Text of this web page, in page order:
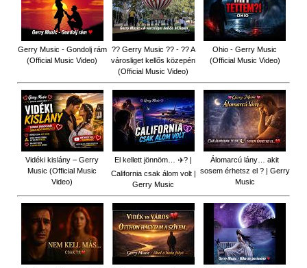
Gerry Music - Gondolj rám
(Official Music Video)
?? Gerry Music ?? - ?? A
városliget kellős közepén
(Official Music Video)
Ohio - Gerry Music
(Official Music Video)
Vidéki kislány – Gerry
Music (Official Music
Video)
El kellett jönnöm… ✈️? |
California csak álom volt |
Gerry Music
Álomarcú lány… akit
sosem érhetsz el ? | Gerry
Music